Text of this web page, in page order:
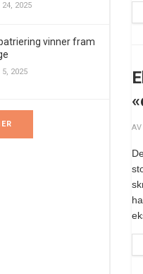
24, 2025
vinner fram
5, 2025
AV